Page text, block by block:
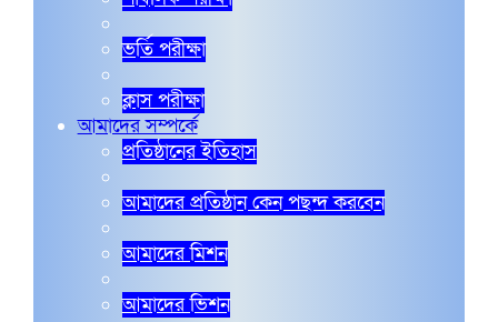
ভর্তি পরীক্ষা
ক্লাস পরীক্ষা
আমাদের সম্পর্কে
প্রতিষ্ঠানের ইতিহাস
আমাদের প্রতিষ্ঠান কেন পছন্দ করবেন
আমাদের মিশন
আমাদের ভিশন